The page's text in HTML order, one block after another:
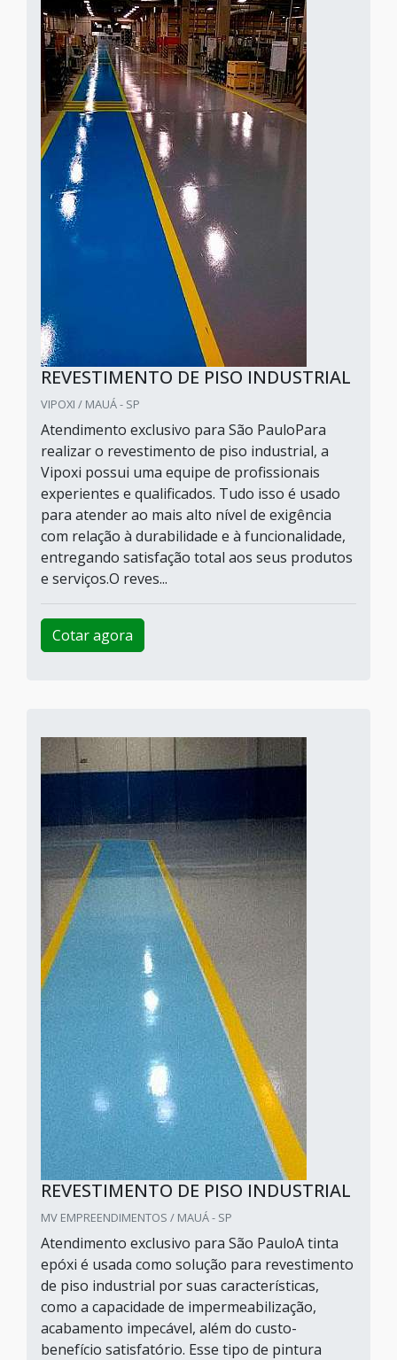
REVESTIMENTO DE PISO INDUSTRIAL
VIPOXI / MAUÁ - SP
Atendimento exclusivo para São PauloPara
realizar o revestimento de piso industrial, a
Vipoxi possui uma equipe de profissionais
experientes e qualificados. Tudo isso é usado
para atender ao mais alto nível de exigência
com relação à durabilidade e à funcionalidade,
entregando satisfação total aos seus produtos
e serviços.O reves...
Cotar agora
REVESTIMENTO DE PISO INDUSTRIAL
MV EMPREENDIMENTOS / MAUÁ - SP
Atendimento exclusivo para São PauloA tinta
epóxi é usada como solução para revestimento
de piso industrial por suas características,
como a capacidade de impermeabilização,
acabamento impecável, além do custo-
benefício satisfatório. Esse tipo de pintura